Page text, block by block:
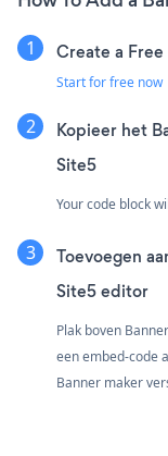
Create a
Start for free now
Kopieer het
Site5
Your code block
Toevoegen
Site5 editor
Plak boven
een embed-code
Banner maker